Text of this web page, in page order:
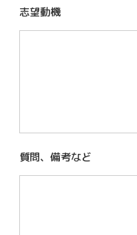
志望動機
質問、備考など